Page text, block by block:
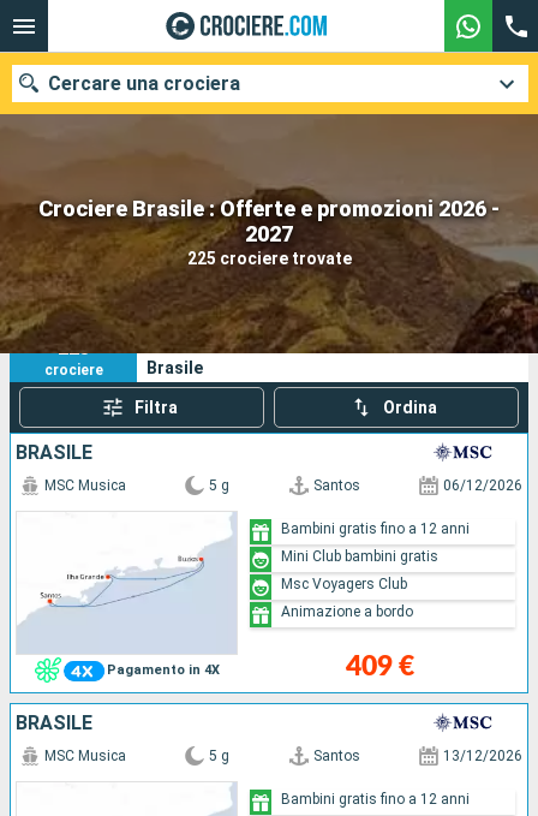
Crociere Brasile : Offerte e promozioni 2026 -
2027
225 crociere trovate
Cercare una crociera
Le nostre destinazioni
Mesi di partenza
Porti Compagnie
Ricerca
225
crociere
I tuoi criteri di ricerca:
Brasile
Filtra Ordina
BRASILE
Pagamento in 4X
MSC Musica 5 g Santos 06/12/2026
409 €
Bambini gratis fino a 12 anni
Mini Club bambini gratis
Msc Voyagers Club
Animazione a bordo
BRASILE
MSC Musica 5 g Santos 13/12/2026
Bambini gratis fino a 12 anni